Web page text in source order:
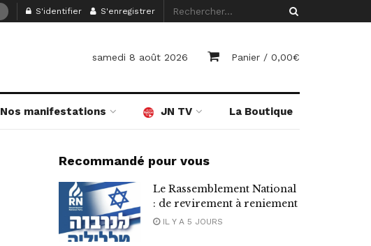
S'identifier S'enregistrer
samedi 8 août 2026 Panier / 0,00€
Nos manifestations JN TV La Boutique
Recommandé pour vous
Le Rassemblement National
: de revirement à reniement
IL Y A 5 JOURS